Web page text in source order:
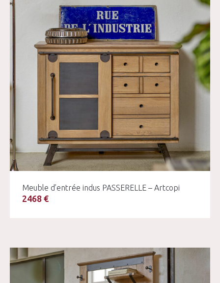
Meuble d’entrée indus PASSERELLE – Artcopi
2468 €